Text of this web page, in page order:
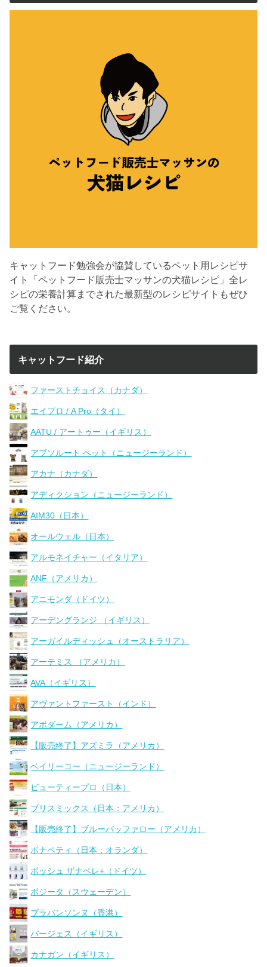
キャットフード勉強会が協賛しているペット用レシピサ
イト「ペットフード販売士マッサンの犬猫レシピ」全レ
シピの栄養計算までされた最新型のレシピサイトもぜひ
ご覧ください。
キャットフード紹介
ファーストチョイス（カナダ）
エイプロ / A Pro（タイ）
AATU / アートゥー（イギリス）
アブソルート ペット（ニュージーランド）
アカナ（カナダ）
アディクション（ニュージーランド）
AIM30（日本）
オールウェル（日本）
アルモネイチャー（イタリア）
ANF（アメリカ）
アニモンダ（ドイツ）
アーデングランジ （イギリス）
アーガイルディッシュ（オーストラリア）
アーテミス （アメリカ）
AVA（イギリス）
アヴァントファースト（インド）
アボダーム（アメリカ）
【販売終了】アズミラ（アメリカ）
ベイリーコー（ニュージーランド）
ビューティープロ（日本）
ブリスミックス（日本：アメリカ）
【販売終了】ブルーバッファロー（アメリカ）
ボナペティ（日本：オランダ）
ボッシュ ザナベレ+（ドイツ）
ボジータ（スウェーデン）
ブラバンソンヌ（香港）
バージェス（イギリス）
カナガン（イギリス）